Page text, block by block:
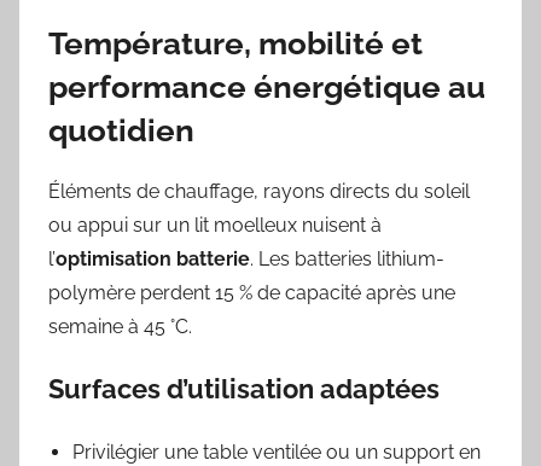
Température, mobilité et
performance énergétique au
quotidien
Éléments de chauffage, rayons directs du soleil
ou appui sur un lit moelleux nuisent à
l’optimisation batterie. Les batteries lithium-
polymère perdent 15 % de capacité après une
semaine à 45 °C.
Surfaces d’utilisation adaptées
Privilégier une table ventilée ou un support en